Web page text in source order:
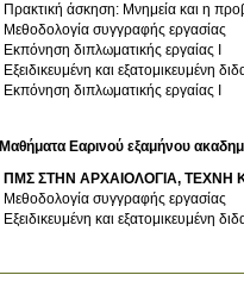
Πρακτική άσκηση: Μνημεία και η
Μεθοδολογία συγγραφής εργασίας
Εκπόνηση διπλωματικής εργαίας Ι
Εξειδικευμένη και εξατομικευμένη
Εκπόνηση διπλωματικής εργαίας Ι
Μαθήματα Εαρινού εξαμήνου
ΠΜΣ ΣΤΗΝ ΑΡΧΑΙΟΛΟΓΙΑ, ΤΕΧΝΗ
Μεθοδολογία συγγραφής εργασίας
Εξειδικευμένη και εξατομικευμένη